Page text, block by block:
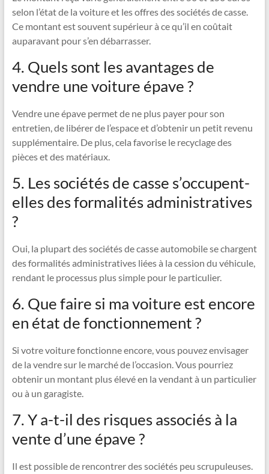
selon l’état de la voiture et les offres des sociétés de casse.
Ce montant est souvent supérieur à ce qu’il en coûtait
auparavant pour s’en débarrasser.
4. Quels sont les avantages de
vendre une voiture épave ?
Vendre une épave permet de ne plus payer pour son
entretien, de libérer de l’espace et d’obtenir un petit revenu
supplémentaire. De plus, cela favorise le recyclage des
pièces et des matériaux.
5. Les sociétés de casse s’occupent-
elles des formalités administratives
?
Oui, la plupart des sociétés de casse automobile se chargent
des formalités administratives liées à la cession du véhicule,
rendant le processus plus simple pour le particulier.
6. Que faire si ma voiture est encore
en état de fonctionnement ?
Si votre voiture fonctionne encore, vous pouvez envisager
de la vendre sur le marché de l’occasion. Vous pourriez
obtenir un montant plus élevé en la vendant à un particulier
ou à un garagiste.
7. Y a-t-il des risques associés à la
vente d’une épave ?
Il est possible de rencontrer des sociétés peu scrupuleuses.